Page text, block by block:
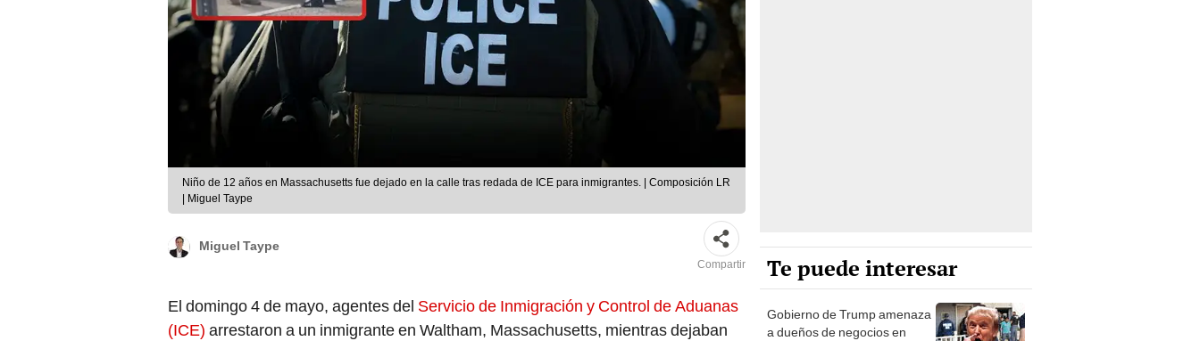
Niño de 12 años en Massachusetts fue dejado en la calle tras redada de ICE para inmigrantes. | Composición LR
| Miguel Taype
Miguel Taype
Compartir
El domingo 4 de mayo, agentes del Servicio de Inmigración y Control de Aduanas
(ICE) arrestaron a un inmigrante en Waltham, Massachusetts, mientras dejaban
Te puede interesar
Gobierno de Trump amenaza
a dueños de negocios en